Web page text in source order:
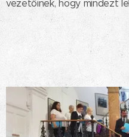
vezetőinek, hogy mindezt